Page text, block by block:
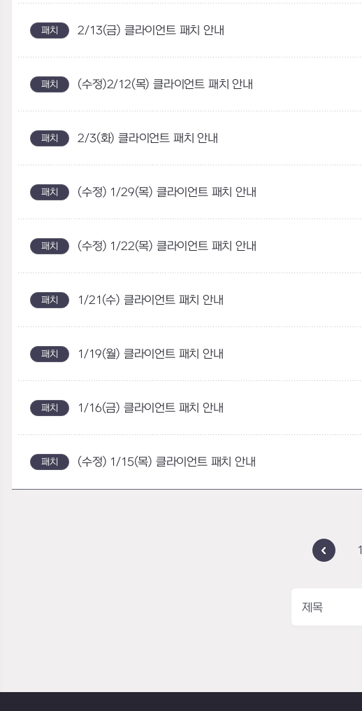
패치 2/13(금) 클라이언트 패치 안내
패치 (수정)2/12(목) 클라이언트 패치 안내
패치 2/3(화) 클라이언트 패치 안내
패치 (수정) 1/29(목) 클라이언트 패치 안내
패치 (수정) 1/22(목) 클라이언트 패치 안내
패치 1/21(수) 클라이언트 패치 안내
패치 1/19(월) 클라이언트 패치 안내
패치 1/16(금) 클라이언트 패치 안내
패치 (수정) 1/15(목) 클라이언트 패치 안내
1
제목